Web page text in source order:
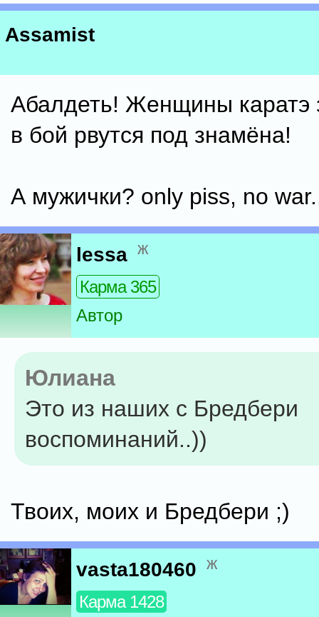
Assamist
Абалдеть! Женщины каратэ
в бой рвутся под знамёна!
А мужички? only piss, no
lessa ж
Карма 365
Автор
Юлиана
Это из наших с Бредбери
воспоминаний..))
Твоих, моих и Бредбери ;)
vasta180460 ж
Карма 1428